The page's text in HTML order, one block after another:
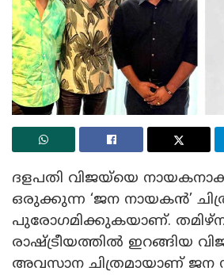
ദളപതി വിജയ്‌യെ
ഒരുക്കുന്ന ‘ജന നായകൻ’
പുരോഗമിക്കുകയാണ്.
രാഷ്ട്രീയത്തിൽ ഇറങ്ങിയ
അവസാന ചിത്രമായാണ് ജന